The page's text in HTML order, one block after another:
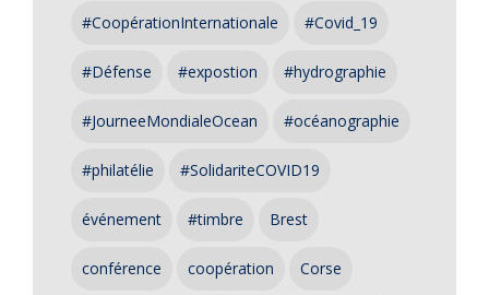
#CoopérationInternationale #Covid_19
#Défense #expostion #hydrographie
#JourneeMondialeOcean #océanographie
#philatélie #SolidariteCOVID19
événement #timbre Brest
conférence coopération Corse